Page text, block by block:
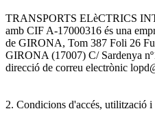
TRANSPORTS ELèCTRICS
amb CIF A-17000316 és una
de GIRONA, Tom 387 Foli 26
GIRONA (17007) C/ Sardenya
direcció de correu electrònic
2. Condicions d'accés, utilització